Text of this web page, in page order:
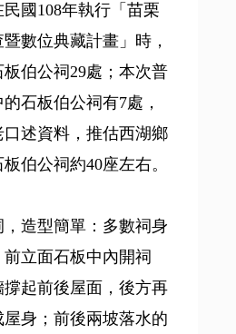
國108年執行「苗栗
數位典藏計畫」時，
伯公祠29處；本次普
石板伯公祠有7處，
述資料，推估西湖鄉
伯公祠約40座左右。
造型簡單：多數祠身
立面石板中內開祠
起前後屋面，後方再
身；前後兩坡落水的